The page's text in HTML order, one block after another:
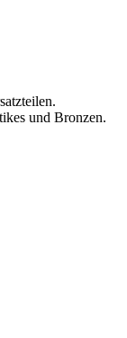
und Bronzen.